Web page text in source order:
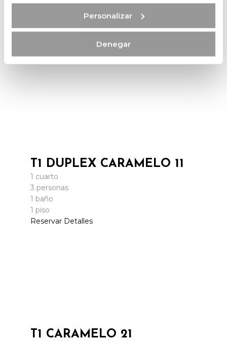
Personalizar
Denegar
1 cuarto
1 baño
T1 DUPLEX CARAMELO 11
1 cuarto
3 personas
1 baño
1 piso
Reservar Detalles
T1 CARAMELO 21